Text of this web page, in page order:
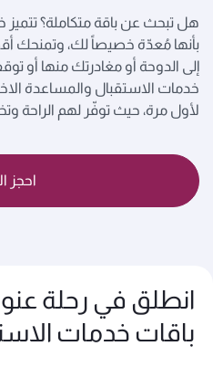
هل تبحث عن باقة متكاملة؟ تتميز
بأنها مُعدّة خصيصاً لك، وتمنحك
إلى الدوحة أو مغادرتك منها أو
خدمات الاستقبال والمساعدة
لأول مرة، حيث توفّر لهم الراحة
احجز
انطلق في رحلة
باقات خدمات